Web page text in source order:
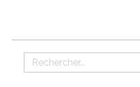
Rechercher